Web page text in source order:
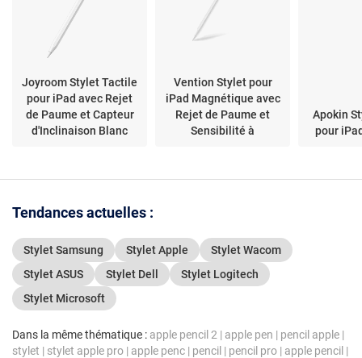
Joyroom Stylet Tactile
pour iPad avec Rejet
de Paume et Capteur
d'Inclinaison Blanc
Vention Stylet pour
iPad Magnétique avec
Rejet de Paume et
Sensibilité à
Apokin
pour
Tendances actuelles :
Stylet Samsung Stylet Apple
Stylet Wacom
Stylet ASUS
Stylet Dell
Stylet Logitech
Stylet Microsoft
Dans la même thématique : apple pencil 2 | apple pen | pencil apple |
stylet | stylet apple pro | apple penc | pencil | pencil pro | apple pencil |